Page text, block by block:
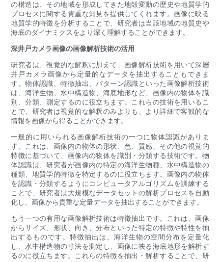
の構造は、その地域を形成してきた地殻変動の歴史や地質学的
プロセスに関する貴重な知見を提供してくれます。画像に映る
地質学的特徴を分析することで、研究者は当該地域の地質史や
海底のダイナミクスをより深く理解することができます。
深井戸カメラ画像の画像解析技術の活用
研究者は、視覚的な解釈に加えて、画像解析技術を用いて深層
井戸カメラ画像から定量的なデータを抽出することもできま
す。物体認識、特徴抽出、パターン認識といった画像解析技術
は、海洋生物、水中構造物、海底地形など、画像内の物体を識
別、分類、測定するのに役立ちます。これらの技術を用いるこ
とで、研究者は視覚的な解釈のみよりも、より詳細で客観的な
情報を画像から得ることができます。
一般的に用いられる画像解析技術の一つに物体認識がありま
す。これは、画像内の物体の形状、色、質感、その他の視覚的
特徴に基づいて、画像内の物体を識別・分類する技術です。物
体認識は、研究者が画像内の特定の海洋生物種、水中構造物の
種類、地質学的特徴を特定するのに役立ちます。画像内の物体
を認識・分類するようにコンピュータアルゴリズムを訓練する
ことで、研究者は大規模なデータセットの解析プロセスを自動
化し、画像から貴重な定量データを抽出することができます。
もう一つの有用な画像解析技術は特徴抽出です。これは、画像
からサイズ、形状、向き、分布といった特定の特徴や特性を抽
出するものです。特徴抽出は、海洋生物の空間分布を定量化
し、水中構造物の寸法を測定し、画像に映る海底地形を解析す
るのに役立ちます。これらの特徴を抽出・解析することで、研